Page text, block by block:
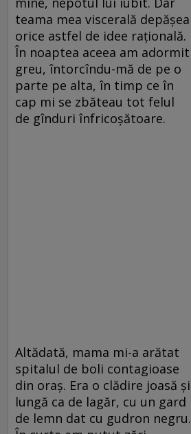
teama mea viscerală depășea
orice astfel de idee rațională.
În noaptea aceea am adormit
greu, întorcîndu-mă de pe o
parte pe alta, în timp ce în
cap mi se zbăteau tot felul
de gînduri înfricoșătoare.
Altădată, mama mi-a arătat
spitalul de boli contagioase
din oraș. Era o clădire joasă și
lungă ca de lagăr, cu un gard
de lemn dat cu gudron negru.